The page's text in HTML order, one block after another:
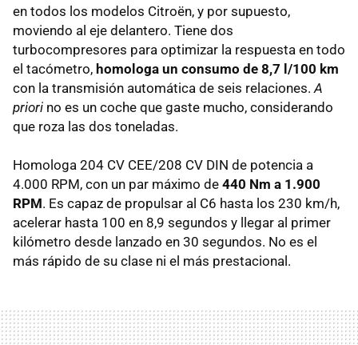
en todos los modelos Citroën, y por supuesto,
moviendo al eje delantero. Tiene dos
turbocompresores para optimizar la respuesta en todo
el tacómetro, homologa un consumo de 8,7 l/100 km
con la transmisión automática de seis relaciones.A
priori no es un coche que gaste mucho, considerando
que roza las dos toneladas.
Homologa 204 CV CEE/208 CV DIN de potencia a
4.000 RPM, con un par máximo de 440 Nm a 1.900
RPM. Es capaz de propulsar al C6 hasta los 230 km/h,
acelerar hasta 100 en 8,9 segundos y llegar al primer
kilómetro desde lanzado en 30 segundos. No es el
más rápido de su clase ni el más prestacional.